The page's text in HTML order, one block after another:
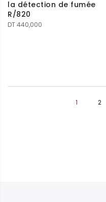
la détection de fumée
R/820
DT440,000
1 2